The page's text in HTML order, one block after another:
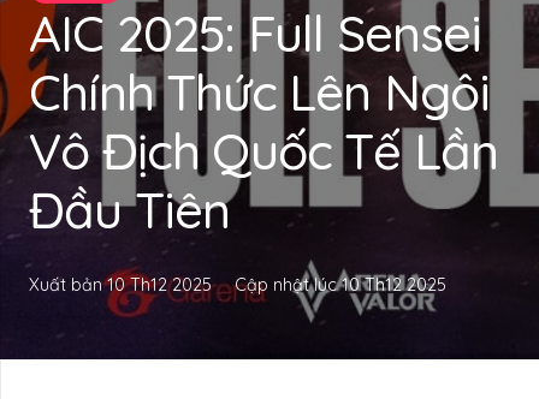
AIC 2025: Full Sensei
Chính Thức Lên Ngôi
Vô Địch Quốc Tế Lần
Đầu Tiên
Xuất bản10 Th12 2025 Cập nhật lúc10 Th12 2025